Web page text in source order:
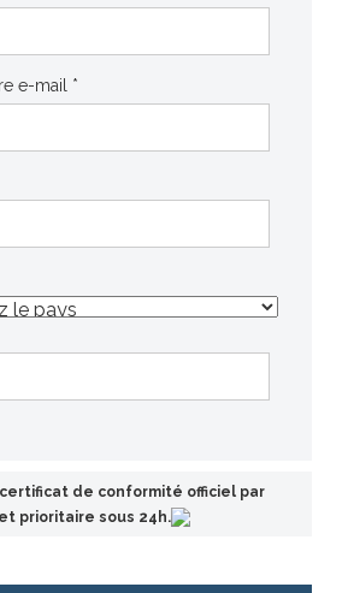
e-mail *
de conformité officiel par
prioritaire sous 24h.